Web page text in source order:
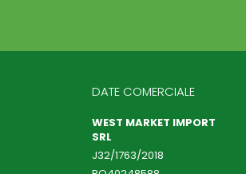
DATE COMERCIALE
WEST MARKET IMPORT
SRL
J32/1763/2018